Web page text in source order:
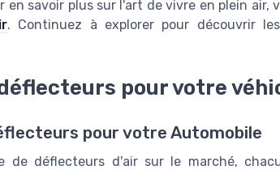
savoir plus sur l'art de vivre en plein air,
. Continuez à explorer pour découvrir
pour votre
pour votre Automobile
de déflecteurs d'air sur le marché,